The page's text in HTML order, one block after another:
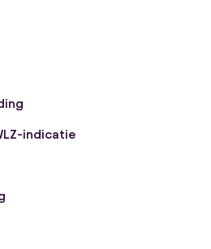
indicatie